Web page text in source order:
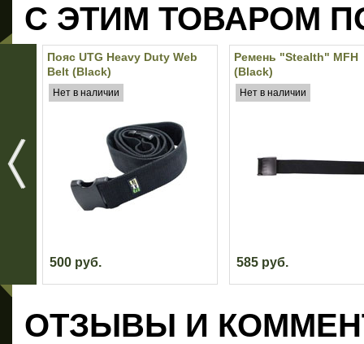
С ЭТИМ ТОВАРОМ
Пояс UTG Heavy Duty Web
Belt (Black)
Нет в наличии
500 руб.
Ремень "Stealth" MFH
(Black)
Нет в наличии
585 руб.
ОТЗЫВЫ И